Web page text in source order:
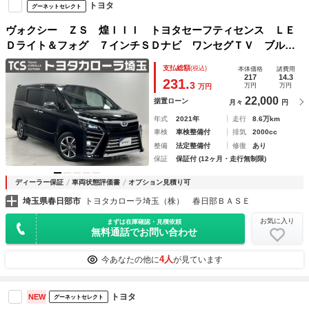
グーネットセレクト トヨタ
ヴォクシー ＺＳ 煌ＩＩＩ トヨタセーフティセンス ＬＥ
Ｄライト＆フォグ ７インチＳＤナビ ワンセグＴＶ ブルー
トゥース ＣＤ ＳＤ バックモニター ＥＴＣ２．０ 両側
パワースライドドア １６ＡＷ パンク修理キット 点検記録
簿
支払総額(税込)
231.3 万円
本体価格
217
万円
諸費用
14.3
万円
据置ローン 月々 22,000 円
年式 2021年 走行
8.6万km
車検
車検整備付 排気
2000cc
整備
法定整備付 修復
あり
保証
保証付 (12ヶ月・走行無制限)
ディーラー保証 車両状態評価書 オプション見積り可
埼玉県春日部市 トヨタカローラ埼玉（株） 春日部ＢＡＳＥ
まずは在庫確認・見積依頼
無料通話でお問い合わせ
お気に入り
今あなたの他に4人が見ています
NEW グーネットセレクト トヨタ